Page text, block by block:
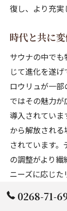
復し、より充実
時代と共に
サウナの中で
じて進化を遂
ロウリュが一
ではその魅力
導入されていま
から解放され
されています。
の調整がより繊
ニーズに応じ
また、アロマ
がることで、
0268-71-